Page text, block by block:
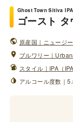
Ghost Town Sitiva IPA
ゴースト
原産国｜ニュージ
ブルワリー｜
スタイル｜IPA（IPA
アルコール度数｜